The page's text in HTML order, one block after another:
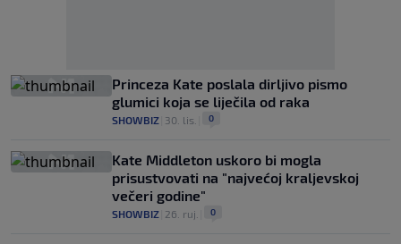
Princeza Kate poslala dirljivo pismo
glumici koja se liječila od raka
SHOWBIZ 30. lis. 0
Kate Middleton uskoro bi mogla
prisustvovati na "najvećoj kraljevskoj
večeri godine"
SHOWBIZ 26. ruj. 0